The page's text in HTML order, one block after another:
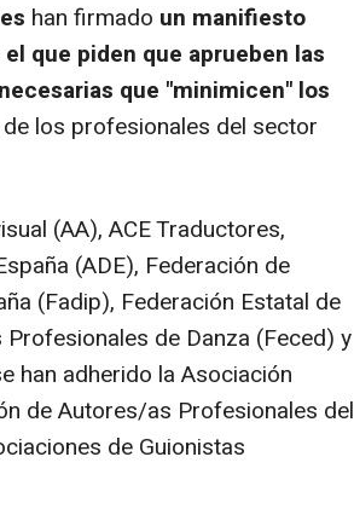
han firmado un manifiesto
que piden que aprueben las
que "minimicen" los
los profesionales del sector
(AA), ACE Traductores,
(ADE), Federación de
(Fadip), Federación Estatal de
de Danza (Feced) y
han adherido la Asociación
de Autores/as Profesionales del
de Guionistas